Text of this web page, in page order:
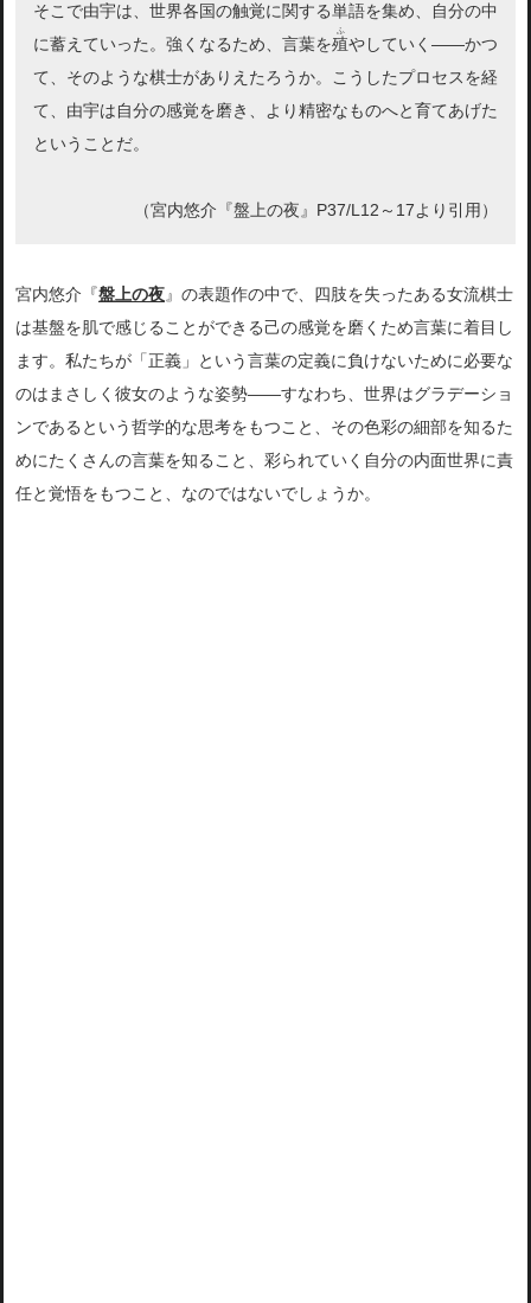
そこで由宇は、世界各国の触覚に関する単語を集め、自分の中
に蓄えていった。強くなるため、言葉を殖
ふ
やしていく――かつ
て、そのような棋士がありえたろうか。こうしたプロセスを経
て、由宇は自分の感覚を磨き、より精密なものへと育てあげた
ということだ。
（宮内悠介『盤上の夜』P37/L12～17より引用）
宮内悠介『盤上の夜』の表題作の中で、四肢を失ったある女流棋士
は基盤を肌で感じることができる己の感覚を磨くため言葉に着目し
ます。私たちが「正義」という言葉の定義に負けないために必要な
のはまさしく彼女のような姿勢――すなわち、世界はグラデーショ
ンであるという哲学的な思考をもつこと、その色彩の細部を知るた
めにたくさんの言葉を知ること、彩られていく自分の内面世界に責
任と覚悟をもつこと、なのではないでしょうか。